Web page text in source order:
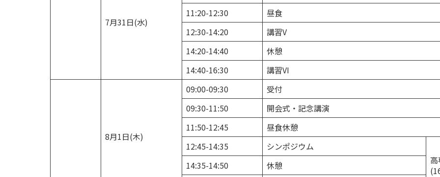
7月31日(水)
11:20-12:30
昼食
12:30-14:20
講習V
14:20-14:40
休憩
14:40-16:30
講習VI
8月1日(木)
09:00-09:30
受付
09:30-11:50
開会式・記念講演
11:50-12:45
昼食休憩
12:45-14:35
シンポジウム
14:35-14:50
休憩